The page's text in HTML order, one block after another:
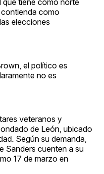
como
elecciones
el político es
no es
veteranos y
de León, ubicado
Según su demanda,
Sanders cuenten a su
17 de marzo en